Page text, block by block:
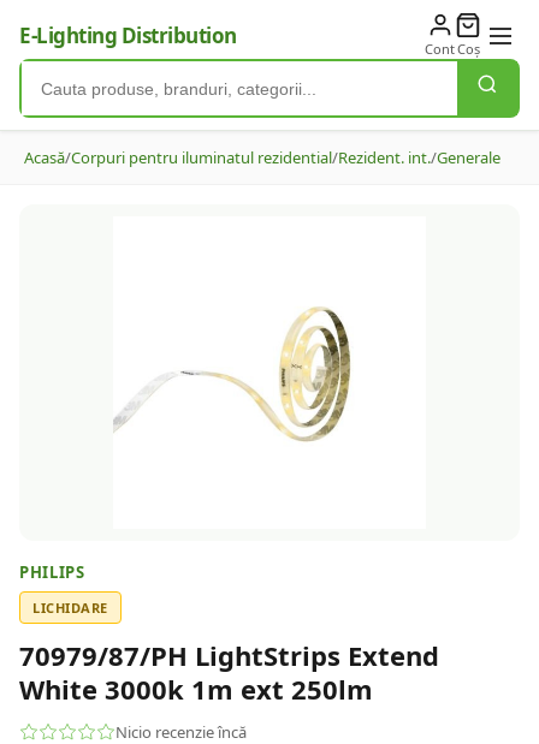
E-Lighting Distribution ContCoș
Acasă/Corpuri pentru iluminatul rezidential/Rezident. int./Generale
PHILIPS
LICHIDARE
70979/87/PH LightStrips Extend
White 3000k 1m ext 250lm
Nicio recenzie încă